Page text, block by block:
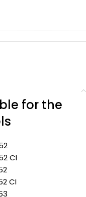
for the
CI
CI